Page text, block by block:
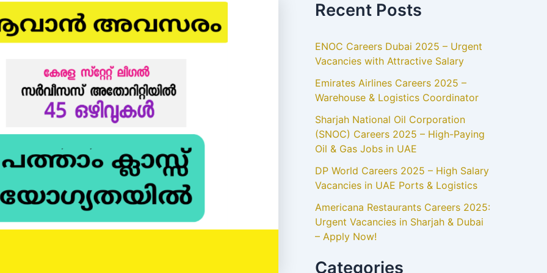
Recent Posts
ENOC Careers Dubai 2025 – Urgent
Vacancies with Attractive Salary
Emirates Airlines Careers 2025 –
Warehouse & Logistics Coordinator
Sharjah National Oil Corporation
(SNOC) Careers 2025 – High-Paying
Oil & Gas Jobs in UAE
DP World Careers 2025 – High Salary
Vacancies in UAE Ports & Logistics
Americana Restaurants Careers 2025:
Urgent Vacancies in Sharjah & Dubai
– Apply Now!
Categories